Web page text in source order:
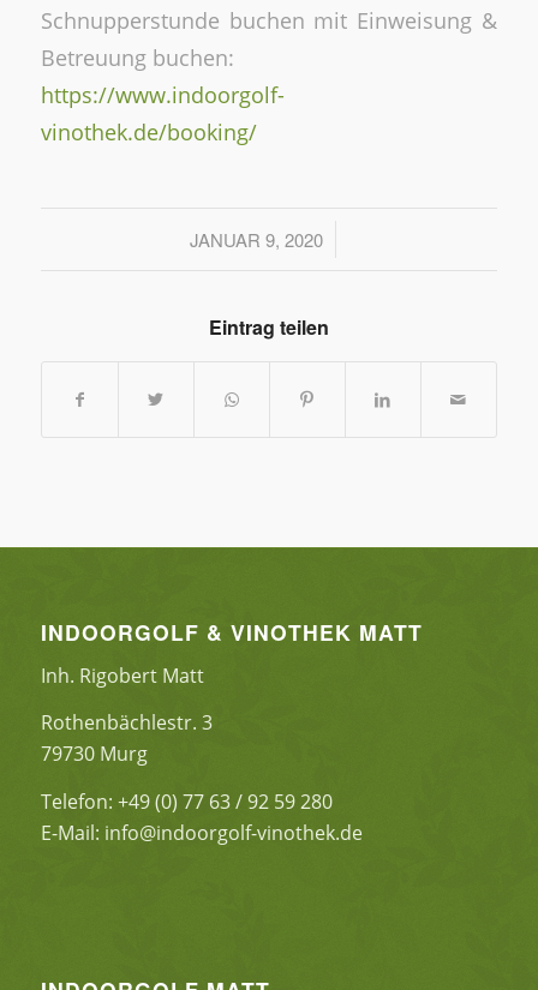
Schnupperstunde buchen mit Einweisung &
Betreuung buchen:
https://www.indoorgolf-
vinothek.de/booking/
JANUAR 9, 2020
/
Eintrag teilen
INDOORGOLF & VINOTHEK MATT
Inh. Rigobert Matt
Rothenbächlestr. 3
79730 Murg
Telefon: +49 (0) 77 63 / 92 59 280
E-Mail: info@indoorgolf-vinothek.de